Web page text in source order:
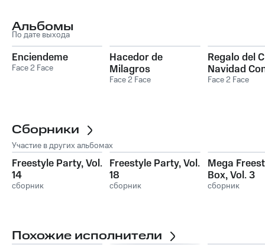
Альбомы
По дате выхода
Enciendeme
Face 2 Face
Hacedor de
Milagros
Face 2 Face
Regalo del
Navidad
Face2face
Face 2 Face
Сборники
Участие в других альбомах
Freestyle Party, Vol.
14
сборник
Freestyle Party, Vol.
18
сборник
Mega
Box, Vol. 3
сборник
Похожие исполнители